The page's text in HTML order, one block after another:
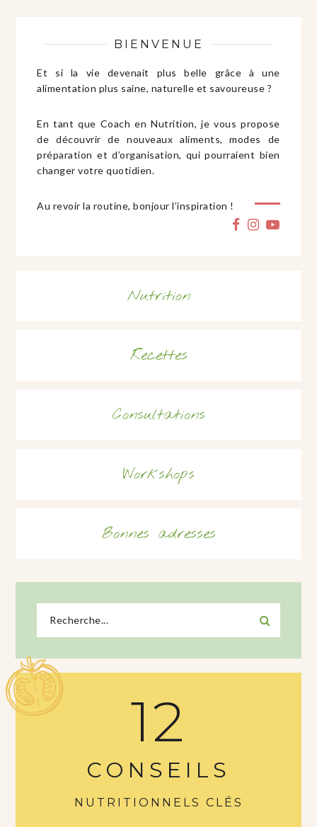
BIENVENUE
Et si la vie devenait plus belle grâce à une
alimentation plus saine, naturelle et savoureuse ?
En tant que Coach en Nutrition, je vous propose
de découvrir de nouveaux aliments, modes de
préparation et d’organisation, qui pourraient bien
changer votre quotidien.
Au revoir la routine, bonjour l’inspiration !
Nutrition
Recettes
Consultations
Workshops
Bonnes adresses
12
CONSEILS
NUTRITIONNELS CLÉS